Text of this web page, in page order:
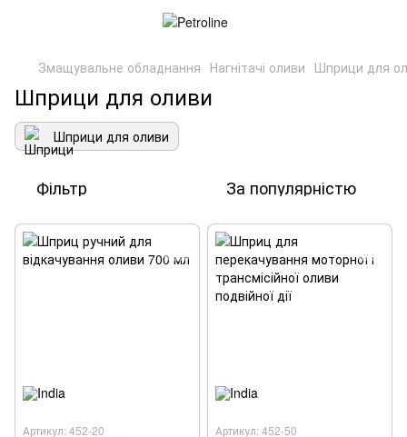
Змащувальне обладнання Нагнітачі оливи Шприци для
Шприци для оливи
Шприци для оливи
Фільтр За популярністю
Артикул: 452-20 Артикул: 452-50